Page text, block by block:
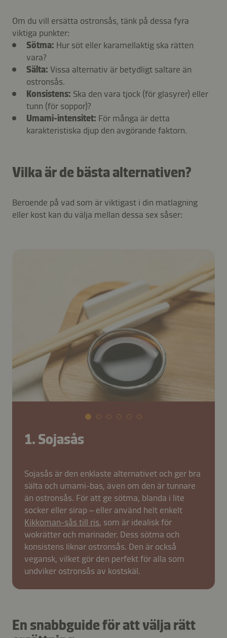
Om du vill ersätta ostronsås, tänk på dessa fyra
viktiga punkter:
Sötma: Hur söt eller karamellaktig ska rätten
vara?
Sälta: Vissa alternativ är betydligt saltare än
ostronsås.
Konsistens: Ska den vara tjock (för glasyrer) eller
tunn (för soppor)?
Umami-intensitet: För många är detta
karakteristiska djup den avgörande faktorn.
Vilka är de bästa alternativen?
Beroende på vad som är viktigast i din matlagning
eller kost kan du välja mellan dessa sex såser:
1. Sojasås
Sojasås är den enklaste alternativet och ger bra
sälta och umami-bas, även om den är tunnare
än ostronsås. För att ge sötma, blanda i lite
socker eller sirap – eller använd helt enkelt
Kikkoman-sås till ris, som är idealisk för
wokrätter och marinader. Dess sötma och
konsistens liknar ostronsås. Den är också
vegansk, vilket gör den perfekt för alla som
undviker ostronsås av kostskäl.
En snabbguide för att välja rätt